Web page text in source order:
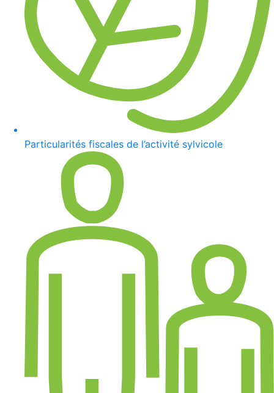
Particularités fiscales de l’activité sylvicole